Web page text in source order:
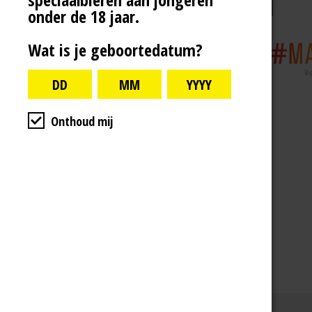
onder de 18 jaar.
Wat is je geboortedatum?
Onthoud mij